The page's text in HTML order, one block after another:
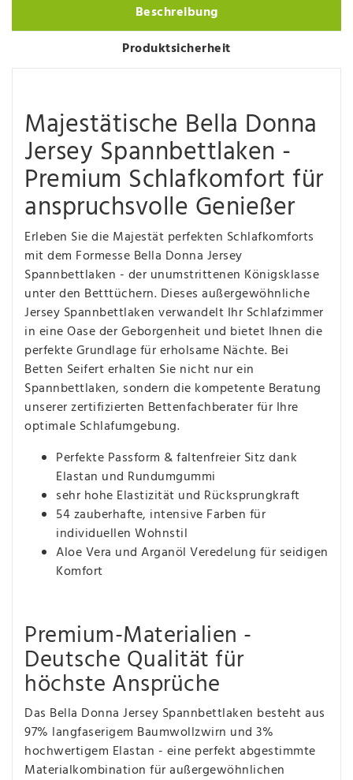
Beschreibung
Produktsicherheit
Majestätische Bella Donna
Jersey Spannbettlaken -
Premium Schlafkomfort für
anspruchsvolle Genießer
Erleben Sie die Majestät perfekten Schlafkomforts
mit dem Formesse Bella Donna Jersey
Spannbettlaken - der unumstrittenen Königsklasse
unter den Betttüchern. Dieses außergewöhnliche
Jersey Spannbettlaken verwandelt Ihr Schlafzimmer
in eine Oase der Geborgenheit und bietet Ihnen die
perfekte Grundlage für erholsame Nächte. Bei
Betten Seifert erhalten Sie nicht nur ein
Spannbettlaken, sondern die kompetente Beratung
unserer zertifizierten Bettenfachberater für Ihre
optimale Schlafumgebung.
Perfekte Passform & faltenfreier Sitz dank
Elastan und Rundumgummi
sehr hohe Elastizität und Rücksprungkraft
54 zauberhafte, intensive Farben für
individuellen Wohnstil
Aloe Vera und Arganöl Veredelung für seidigen
Komfort
Premium-Materialien -
Deutsche Qualität für
höchste Ansprüche
Das Bella Donna Jersey Spannbettlaken besteht aus
97% langfaserigem Baumwollzwirn und 3%
hochwertigem Elastan - eine perfekt abgestimmte
Materialkombination für außergewöhnlichen